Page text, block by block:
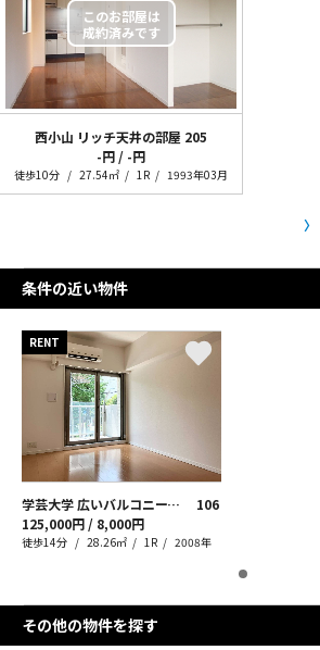
西小山 リッチ天井の部屋 205
-円 / -円
徒歩10分 27.54㎡ 1R 1993年03月
条件の近い物件
RENT
学芸大学 広いバルコニーで優雅な休日タイムを
106
125,000円 / 8,000円
徒歩14分 28.26㎡ 1R 2008年
その他の物件を探す